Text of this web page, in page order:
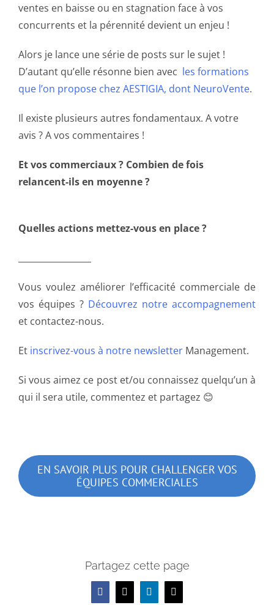
ventes en baisse ou en stagnation face à vos
concurrents et la pérennité devient un enjeu !
Alors je lance une série de posts sur le sujet !
D’autant qu’elle résonne bien avec les formations
que l’on propose chez AESTIGIA, dont NeuroVente.
Il existe plusieurs autres fondamentaux. A votre
avis ? A vos commentaires !
Et vos commerciaux ? Combien de fois
relancent-ils en moyenne ?
Quelles actions mettez-vous en place ?
Vous voulez améliorer l’efficacité commerciale de
vos équipes ? Découvrez notre accompagnement
et contactez-nous.
Et inscrivez-vous à notre newsletter Management.
Si vous aimez ce post et/ou connaissez quelqu’un à
qui il sera utile, commentez et partagez 😊
EN SAVOIR PLUS POUR CHALLENGER VOS
ÉQUIPES COMMERCIALES
Partagez cette page
Facebook
X LinkedInEmail